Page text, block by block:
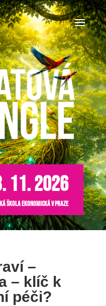
11. 2026
škola ekonomická v Praze
–
– klíč k
péči?